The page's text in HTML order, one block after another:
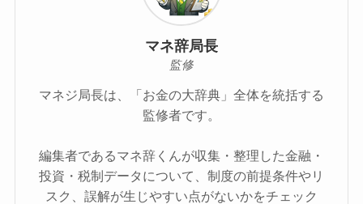
マネ辞局長
監修
マネジ局長は、「お金の大辞典」全体を統括する
監修者です。
編集者であるマネ辞くんが収集・整理した金融・
投資・税制データについて、制度の前提条件やリ
スク、誤解が生じやすい点がないかをチェック